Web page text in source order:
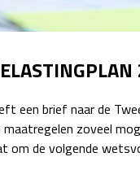
een brief naar de
zoveel
om de volgende